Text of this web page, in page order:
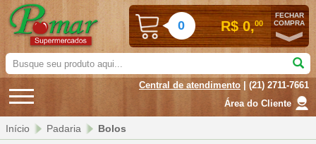
0 R$ 0,00
FECHAR
COMPRA
Busque
seu
produto
aqui...
Central de atendimento | (21) 2711-7661
Área do Cliente
Início Padaria Bolos